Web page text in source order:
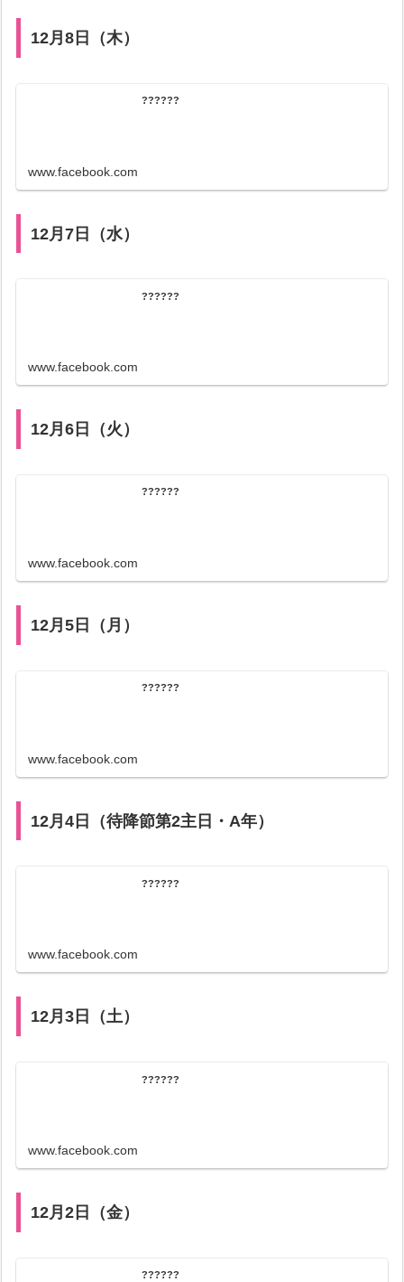
12月8日（木）
??????
www.facebook.com
12月7日（水）
??????
www.facebook.com
12月6日（火）
??????
www.facebook.com
12月5日（月）
??????
www.facebook.com
12月4日（待降節第2主日・A年）
??????
www.facebook.com
12月3日（土）
??????
www.facebook.com
12月2日（金）
??????